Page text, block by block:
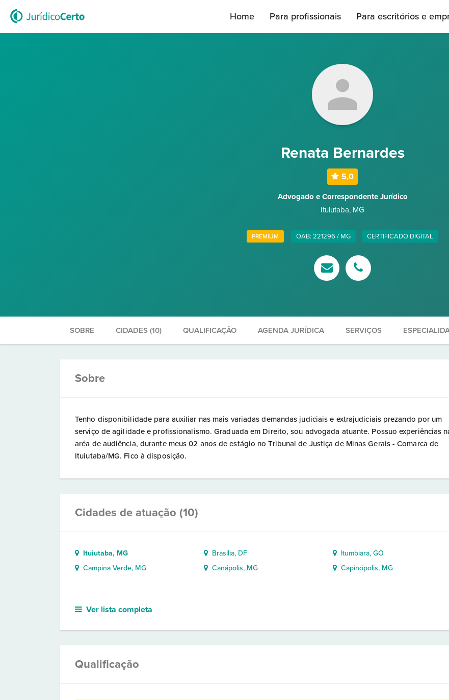
Home Para profissionais Para escritórios e
Renata Bernardes
5,0
Advogado e Correspondente Jurídico
Ituiutaba, MG
PREMIUM OAB: 221296 / MG CERTIFICADO DIGITAL
SOBRE CIDADES (10) QUALIFICAÇÃO AGENDA JURÍDICA SERVIÇOS
Sobre
Tenho disponibilidade para auxiliar nas mais variadas demandas judiciais e extrajudiciais prezando por um
serviço de agilidade e profissionalismo. Graduada em Direito, sou advogada atuante. Possuo experiências
aréa de audiência, durante meus 02 anos de estágio no Tribunal de Justiça de Minas Gerais - Comarca de
Ituiutaba/MG. Fico à disposição.
Cidades de atuação (10)
Ituiutaba, MG Brasília, DF
Itumbiara, GO
Campina Verde, MG
Canápolis, MG Capinópolis, MG
Ver lista completa
Qualificação